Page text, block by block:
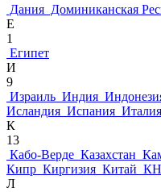
Дания Доминиканская
Е
1
Египет
И
9
Израиль Индия
Исландия Испания Италия
К
13
Кабо-Верде Казахстан
Кипр Киргизия Китай
Л